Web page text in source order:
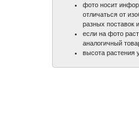
фото носит
отличаться от
разных поставок
если на фото
аналогичный
высота растения